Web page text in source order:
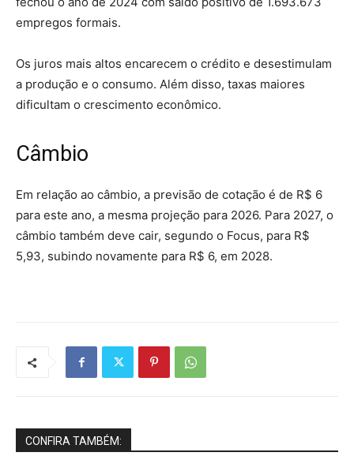
empregos formais.
Os juros mais altos encarecem o crédito e desestimulam
a produção e o consumo. Além disso, taxas maiores
dificultam o crescimento econômico.
Câmbio
Em relação ao câmbio, a previsão de cotação é de R$ 6
para este ano, a mesma projeção para 2026. Para 2027, o
câmbio também deve cair, segundo o Focus, para R$
5,93, subindo novamente para R$ 6, em 2028.
CONFIRA TAMBÉM: